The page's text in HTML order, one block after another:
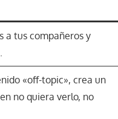
a tus compañeros y
«off-topic», crea un
no quiera verlo, no